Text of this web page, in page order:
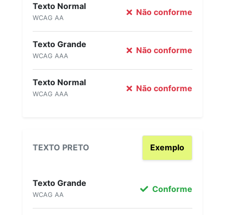
Texto Normal
WCAG AA
Não conforme
Texto Grande
WCAG AAA
Não conforme
Texto Normal
WCAG AAA
Não conforme
TEXTO PRETO Exemplo
Texto Grande
WCAG AA
Conforme